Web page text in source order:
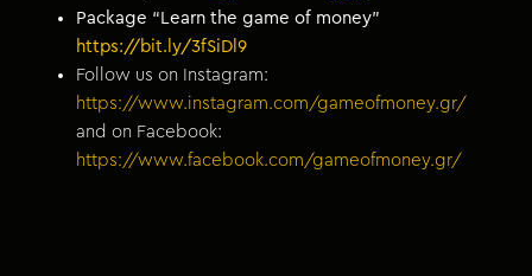
Package “Learn the game of money”
https://bit.ly/3fSiDl9
Follow us on Instagram:
https://www.instagram.com/gameofmoney.gr/
and on Facebook:
https://www.facebook.com/gameofmoney.gr/